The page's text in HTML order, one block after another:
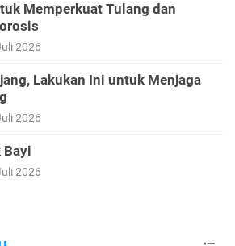
Memperkuat Tulang dan
2026
Lakukan Ini untuk Menjaga
2026
Bayi
2026